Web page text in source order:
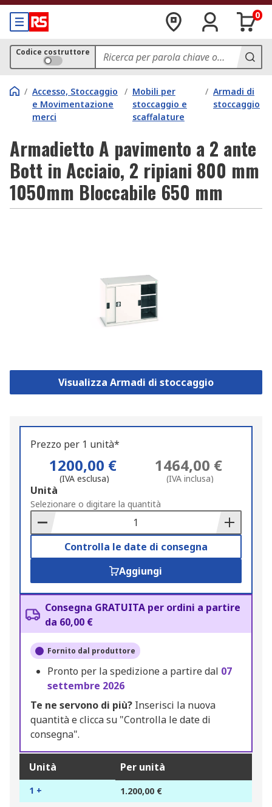
0
Codice costruttore
/ Accesso, Stoccaggio
e Movimentazione
merci
/ Mobili per
stoccaggio e
scaffalature
/ Armadi di
stoccaggio
Armadietto A pavimento a 2 ante
Bott in Acciaio, 2 ripiani 800 mm
1050mm Bloccabile 650 mm
Visualizza Armadi di stoccaggio
Prezzo per 1 unità*
1200,00 €
(IVA esclusa)
1464,00 €
(IVA inclusa)
Add
to
Basket
Unità
Selezionare o digitare la quantità
Controlla le date di consegna
Aggiungi
Consegna GRATUITA per ordini a partire
da 60,00 €
Fornito dal produttore
Pronto per la spedizione a partire dal 07
settembre 2026
Te ne servono di più? Inserisci la nuova
quantità e clicca su "Controlla le date di
consegna".
Unità Per unità
1 + 1.200,00 €